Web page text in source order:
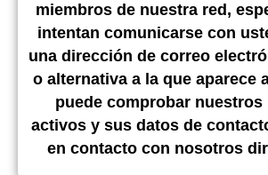
miembros de nuestra red,
intentan comunicarse con
una dirección de correo
o alternativa a la que aparece
puede comprobar nuestros
activos y sus datos de
en contacto con nosotros